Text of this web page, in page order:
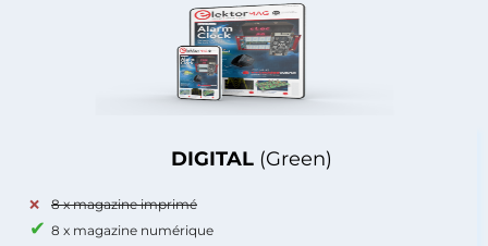
DIGITAL (Green)
8 x magazine imprimé
8 x magazine numérique